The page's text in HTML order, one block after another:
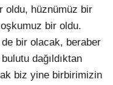
oldu, hüznümüz bir
bir oldu.
bir olacak, beraber
dağıldıktan
biz yine birbirimizin